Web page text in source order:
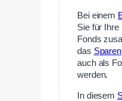
Bei einem
Sie für Ihre
Fonds
das Sparen
auch als
werden.
In diesem